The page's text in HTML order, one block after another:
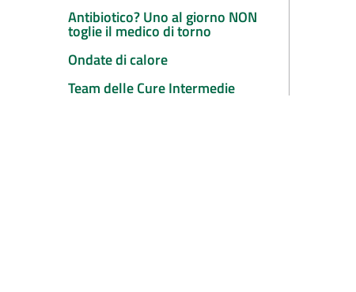
Antibiotico? Uno al giorno NON
toglie il medico di torno
Ondate di calore
Team delle Cure Intermedie